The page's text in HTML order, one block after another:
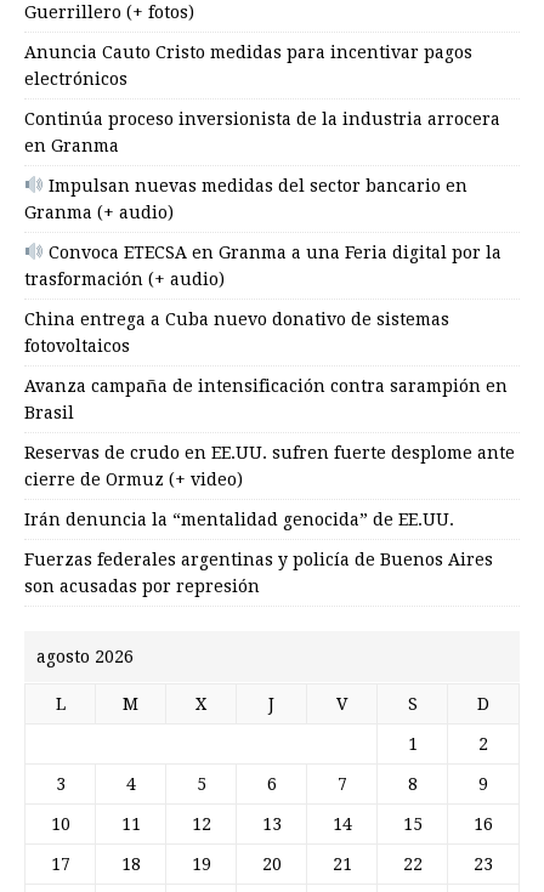
Guerrillero (+ fotos)
Anuncia Cauto Cristo medidas para incentivar pagos
electrónicos
Continúa proceso inversionista de la industria arrocera
en Granma
Impulsan nuevas medidas del sector bancario en
Granma (+ audio)
Convoca ETECSA en Granma a una Feria digital por la
trasformación (+ audio)
China entrega a Cuba nuevo donativo de sistemas
fotovoltaicos
Avanza campaña de intensificación contra sarampión en
Brasil
Reservas de crudo en EE.UU. sufren fuerte desplome ante
cierre de Ormuz (+ video)
Irán denuncia la “mentalidad genocida” de EE.UU.
Fuerzas federales argentinas y policía de Buenos Aires
son acusadas por represión
agosto 2026
L M X J V S D
1 2
3 4 5 6 7 8 9
10 11 12 13 14 15 16
17 18 19 20 21 22 23